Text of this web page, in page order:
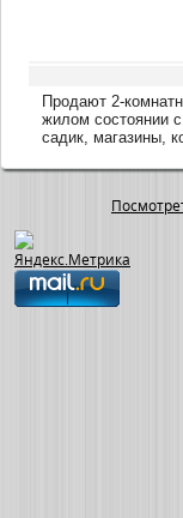
Продают 2-
жилом состоянии
садик, магазины,